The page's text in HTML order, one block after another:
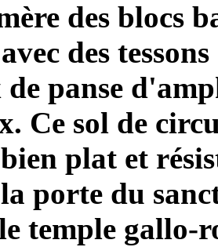
des blocs
des
panse
Ce sol de
plat et
porte du
temple gallo-